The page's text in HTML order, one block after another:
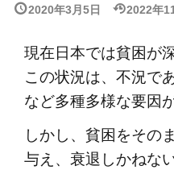
2020年3月5日 2022年
現在日本では貧困が
この状況は、不況で
など多種多様な要因
しかし、貧困をその
与え、衰退しかねな